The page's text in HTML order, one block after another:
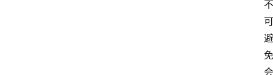
不
可
避
免
会